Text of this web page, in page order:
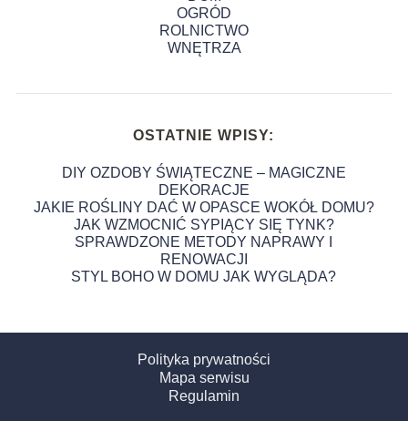
OGRÓD
ROLNICTWO
WNĘTRZA
OSTATNIE WPISY:
DIY OZDOBY ŚWIĄTECZNE – MAGICZNE
DEKORACJE
JAKIE ROŚLINY DAĆ W OPASCE WOKÓŁ DOMU?
JAK WZMOCNIĆ SYPIĄCY SIĘ TYNK?
SPRAWDZONE METODY NAPRAWY I
RENOWACJI
STYL BOHO W DOMU JAK WYGLĄDA?
Polityka prywatności
Mapa serwisu
Regulamin